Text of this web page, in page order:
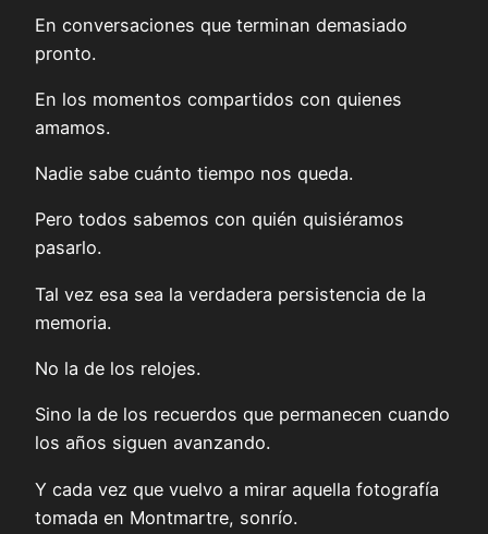
En conversaciones que terminan demasiado
pronto.
En los momentos compartidos con quienes
amamos.
Nadie sabe cuánto tiempo nos queda.
Pero todos sabemos con quién quisiéramos
pasarlo.
Tal vez esa sea la verdadera persistencia de la
memoria.
No la de los relojes.
Sino la de los recuerdos que permanecen cuando
los años siguen avanzando.
Y cada vez que vuelvo a mirar aquella fotografía
tomada en Montmartre, sonrío.